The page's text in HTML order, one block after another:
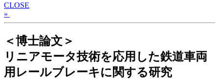
CLOSE
»
＜博士論文＞
リニアモータ技術を応用した鉄道車両
用レールブレーキに関する研究